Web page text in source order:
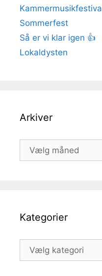
Sommerfest
Så er vi klar igen 👍
Lokaldysten
Arkiver
Arkiver
Kategorier
Kategorier